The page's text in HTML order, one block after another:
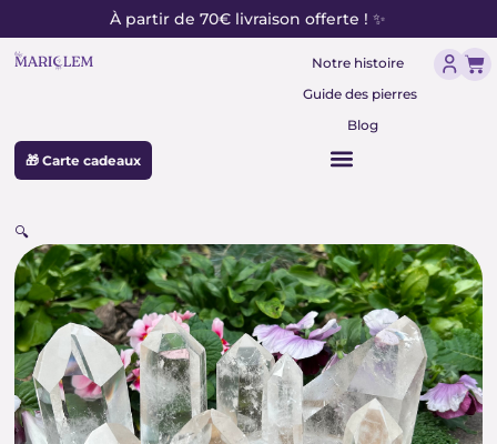
au
contenu
À partir de 70€ livraison offerte ! ✨
Notre histoire
Guide des pierres
Blog
🎁 Carte cadeaux
🔍